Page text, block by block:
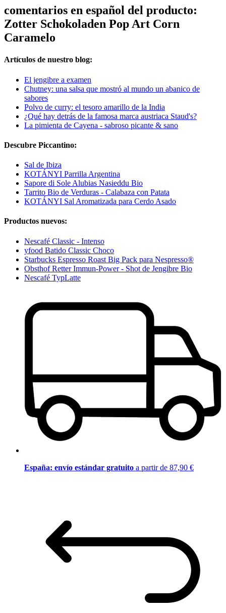
comentarios en español del producto:
Zotter Schokoladen Pop Art Corn
Caramelo
Artículos de nuestro blog:
El jengibre a examen
Chutney: una salsa que mostró al mundo un abanico de
sabores
Polvo de curry: el tesoro amarillo de la India
¿Qué hay detrás de la famosa marca austriaca Staud's?
La pimienta de Cayena - sabroso picante & sano
Descubre Piccantino:
Sal de Ibiza
KOTÁNYI Parrilla Argentina
Sapore di Sole Alubias Nasieddu Bio
Tarrito Bio de Verduras - Calabaza con Patata
KOTÁNYI Sal Aromatizada para Cerdo Asado
Productos nuevos:
Nescafé Classic - Intenso
yfood Batido Classic Choco
Starbucks Espresso Roast Big Pack para Nespresso®
Obsthof Retter Immun-Power - Shot de Jengibre Bio
Nescafé TypLatte
España: envío estándar gratuito a partir de 87,90 €